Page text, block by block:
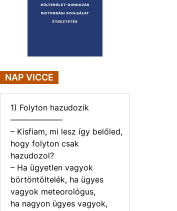
NAP VICCE
1) Folyton hazudozik
——————–
– Kisfiam, mi lesz így belőled,
hogy folyton csak
hazudozol?
– Ha ügyetlen vagyok
börtöntöltelék, ha ügyes
vagyok meteorológus,
ha nagyon ügyes vagyok,